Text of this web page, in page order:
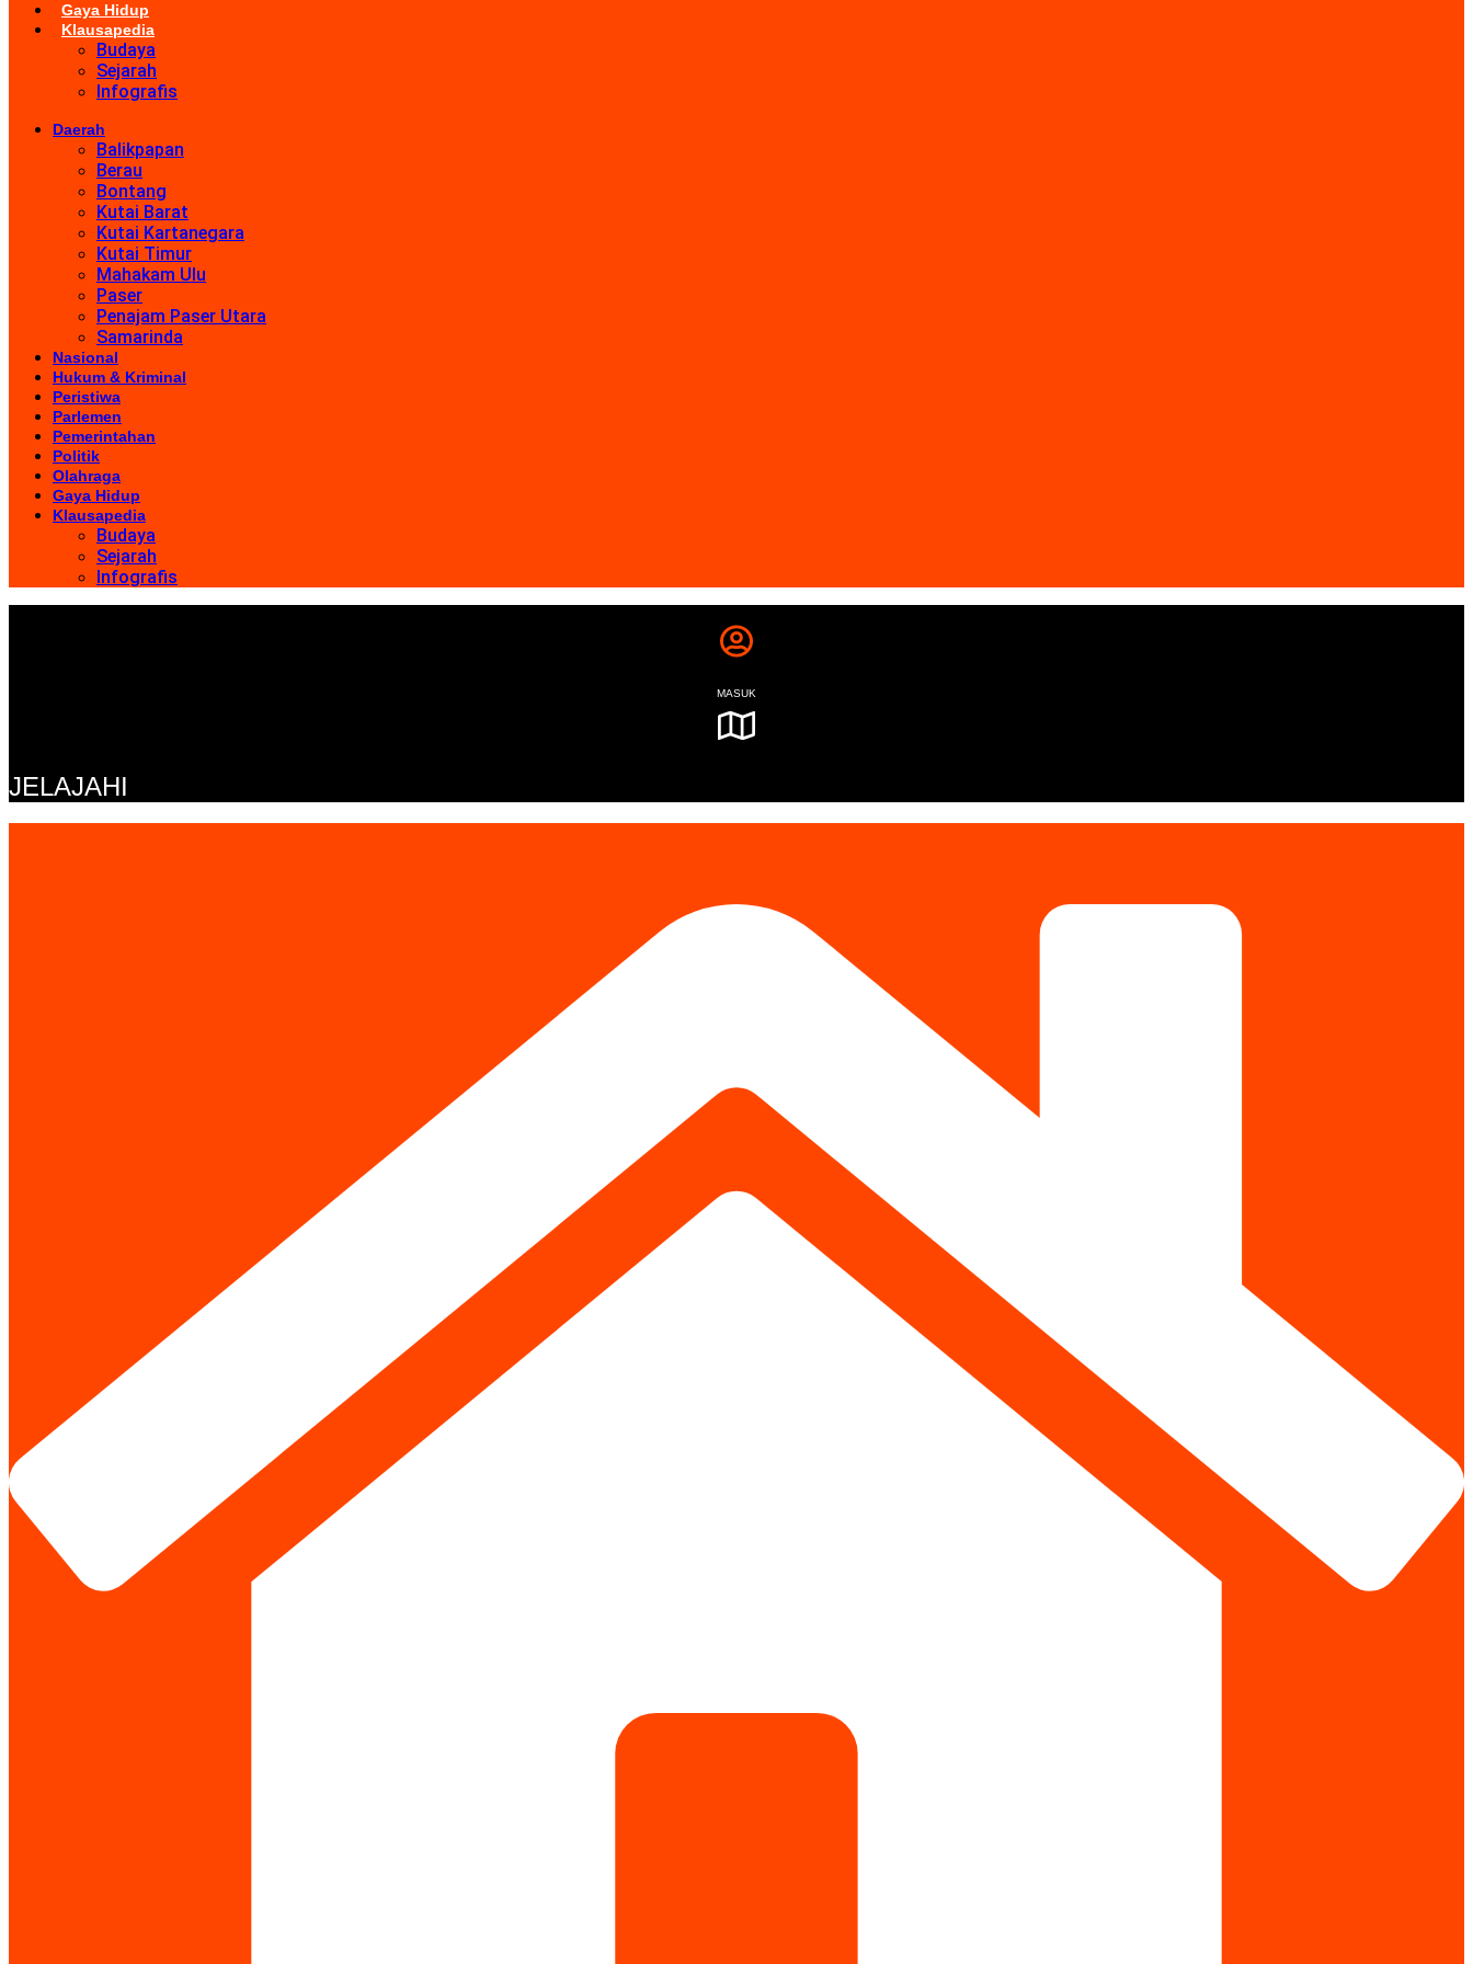
Gaya Hidup
Klausapedia
Budaya
Sejarah
Infografis
Daerah
Balikpapan
Berau
Bontang
Kutai Barat
Kutai Kartanegara
Kutai Timur
Mahakam Ulu
Paser
Penajam Paser Utara
Samarinda
Nasional
Hukum & Kriminal
Peristiwa
Parlemen
Pemerintahan
Politik
Olahraga
Gaya Hidup
Klausapedia
Budaya
Sejarah
Infografis
MASUK
JELAJAHI